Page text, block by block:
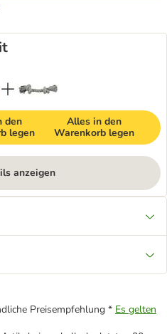
den
legen
Alles in den
Warenkorb legen
anzeigen
Preisempfehlung * Es gelten